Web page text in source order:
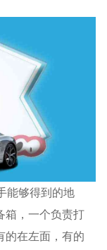
能够得到的地
箱，一个负责打
的在左面，有的